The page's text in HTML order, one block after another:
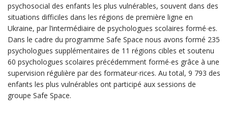
psychosocial des enfants les plus vulnérables, souvent dans des
situations difficiles dans les régions de première ligne en
Ukraine, par l’intermédiaire de psychologues scolaires formé∙es.
Dans le cadre du programme Safe Space nous avons formé 235
psychologues supplémentaires de 11 régions cibles et soutenu
60 psychologues scolaires précédemment formé∙es grâce à une
supervision régulière par des formateur∙rices. Au total, 9 793 des
enfants les plus vulnérables ont participé aux sessions de
groupe Safe Space.